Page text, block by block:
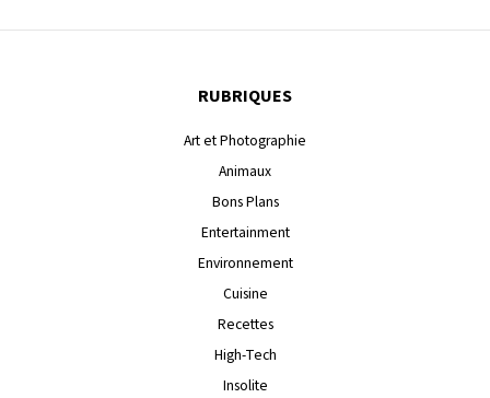
RUBRIQUES
Art et Photographie
Animaux
Bons Plans
Entertainment
Environnement
Cuisine
Recettes
High-Tech
Insolite